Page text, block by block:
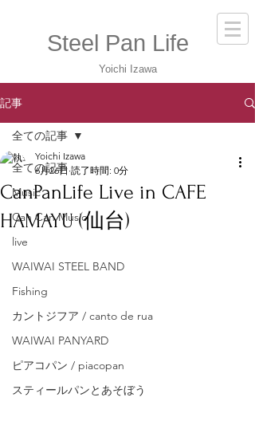
Steel Pan Life
Yoichi Izawa
記事
全ての記事
Music
Can Can Music
live
WAIWAI STEEL BAND
Fishing
カントジフア / canto de rua
WAIWAI PANYARD
ピアコパン / piacopan
スティールパンとあそぼう
全ての記事
CanPanLife Live in CAFE
HAMAYU (仙台)
Yoichi Izawa
6月26日 読了時間: 0分